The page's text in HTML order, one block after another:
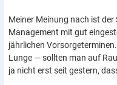
Meiner Meinung nach ist
Management mit gut
jährlichen
Lunge — sollten man auf
ja nicht erst seit gestern,